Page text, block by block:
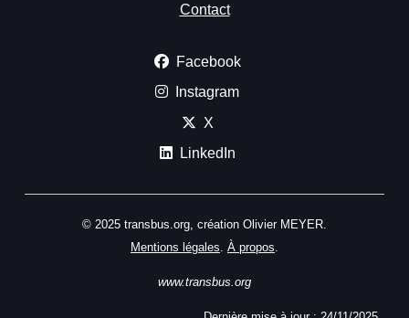
Contact
Facebook
Instagram
X
LinkedIn
© 2025 transbus.org, création Olivier MEYER.
Mentions légales. À propos.
www.transbus.org